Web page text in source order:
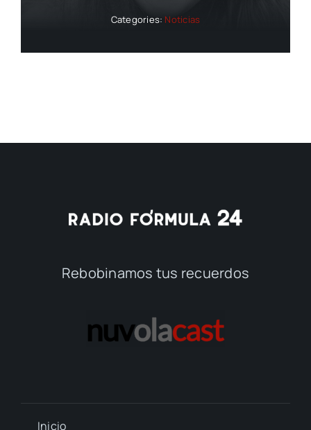
Categories: Noticias
Rebobinamos tus recuerdos
Inicio